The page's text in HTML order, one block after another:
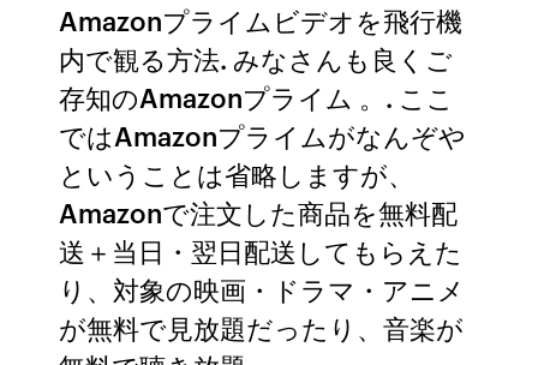
Amazonプライムビデオを飛行機
内で観る方法. みなさんも良くご
存知のAmazonプライム 。. ここ
ではAmazonプライムがなんぞや
ということは省略しますが、
Amazonで注文した商品を無料配
送＋当日・翌日配送してもらえた
り、対象の映画・ドラマ・アニメ
が無料で見放題だったり、音楽が